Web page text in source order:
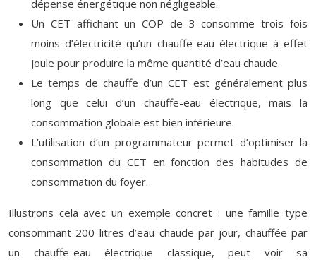
dépense énergétique non négligeable.
Un CET affichant un COP de 3 consomme trois fois
moins d’électricité qu’un chauffe-eau électrique à effet
Joule pour produire la même quantité d’eau chaude.
Le temps de chauffe d’un CET est généralement plus
long que celui d’un chauffe-eau électrique, mais la
consommation globale est bien inférieure.
L’utilisation d’un programmateur permet d’optimiser la
consommation du CET en fonction des habitudes de
consommation du foyer.
Illustrons cela avec un exemple concret : une famille type
consommant 200 litres d’eau chaude par jour, chauffée par
un chauffe-eau électrique classique, peut voir sa